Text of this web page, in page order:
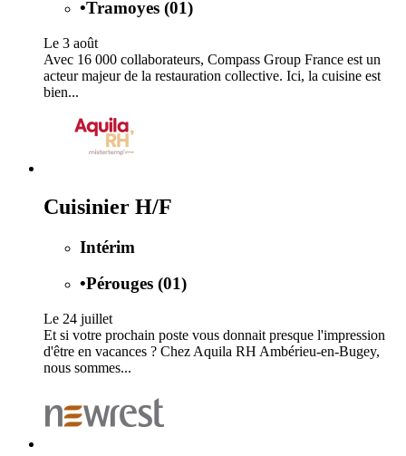
•Tramoyes (01)
Le 3 août
Avec 16 000 collaborateurs, Compass Group France est un
acteur majeur de la restauration collective. Ici, la cuisine est
bien...
Cuisinier H/F
Intérim
•Pérouges (01)
Le 24 juillet
Et si votre prochain poste vous donnait presque l'impression
d'être en vacances ? Chez Aquila RH Ambérieu-en-Bugey,
nous sommes...